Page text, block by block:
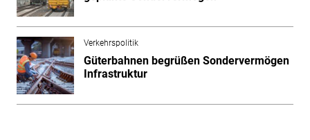
Verkehrspolitik
Güterbahnen begrüßen Sondervermögen
Infrastruktur